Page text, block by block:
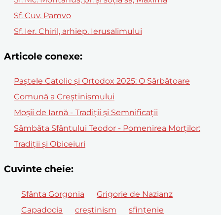
Sf. Cuv. Pamvo
Sf. Ier. Chiril, arhiep. Ierusalimului
Articole conexe:
Paștele Catolic și Ortodox 2025: O Sărbătoare
Comună a Creștinismului
Moșii de Iarnă - Tradiții și Semnificații
Sâmbăta Sfântului Teodor - Pomenirea Morților:
Tradiții și Obiceiuri
Cuvinte cheie:
Sfânta Gorgonia
Grigorie de Nazianz
Capadocia
creștinism sfințenie